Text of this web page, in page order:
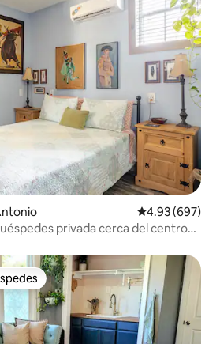
Calificación
4.93 (697)
privada cerca del centro
preferido